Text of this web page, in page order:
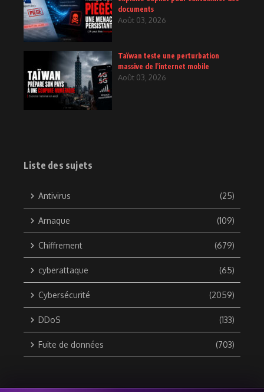
documents
Août 03, 2026
Taïwan teste une perturbation
massive de l’internet mobile
Août 03, 2026
Liste des sujets
Antivirus (25)
Arnaque (109)
Chiffrement (679)
cyberattaque (65)
Cybersécurité (2059)
DDoS (133)
Fuite de données (703)